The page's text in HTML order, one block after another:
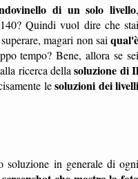
di un solo livello,
Quindi vuol dire che stai
magari non saiqual'è
tempo? Bene, allora se sei
ricerca dellasoluzione di Il
lesoluzioni dei livelli
soluzione in generale di ogni